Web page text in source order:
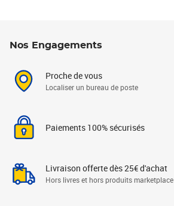
Nos Engagements
Proche de vous
Localiser un bureau de poste
Paiements 100% sécurisés
Livraison offerte dès 25€ d'achat
Hors livres et hors produits marketplace